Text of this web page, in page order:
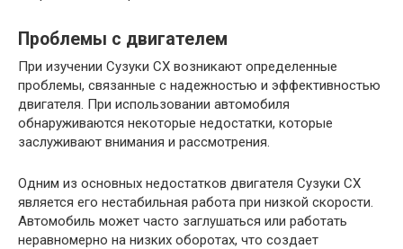
Проблемы с двигателем
При изучении Сузуки СХ возникают определенные
проблемы, связанные с надежностью и эффективностью
двигателя. При использовании автомобиля
обнаруживаются некоторые недостатки, которые
заслуживают внимания и рассмотрения.
Одним из основных недостатков двигателя Сузуки СХ
является его нестабильная работа при низкой скорости.
Автомобиль может часто заглушаться или работать
неравномерно на низких оборотах, что создает